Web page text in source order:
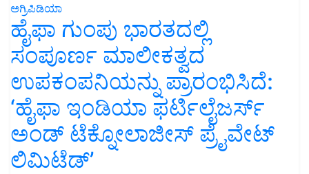
ಅಗ್ರಿಪಿಡಿಯಾ
ಹೈಫಾ ಗುಂಪು ಭಾರತದಲ್ಲಿ
ಸಂಪೂರ್ಣ ಮಾಲೀಕತ್ವದ
ಉಪಕಂಪನಿಯನ್ನು ಪ್ರಾರಂಭಿಸಿದೆ:
‘ಹೈಫಾ ಇಂಡಿಯಾ ಫರ್ಟಿಲೈಜರ್ಸ್
ಅಂಡ್ ಟೆಕ್ನೋಲಾಜೀಸ್ ಪ್ರೈವೇಟ್
ಲಿಮಿಟೆಡ್’